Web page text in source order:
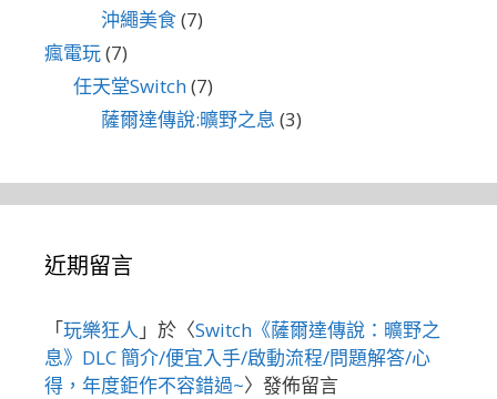
沖繩美食(7)
瘋電玩(7)
任天堂Switch(7)
薩爾達傳說:曠野之息 (3)
近期留言
「玩樂狂人 」於〈Switch《薩爾達傳說：曠野之
息》DLC 簡介/便宜入手/啟動流程/問題解答/心
得，年度鉅作不容錯過~〉發佈留言